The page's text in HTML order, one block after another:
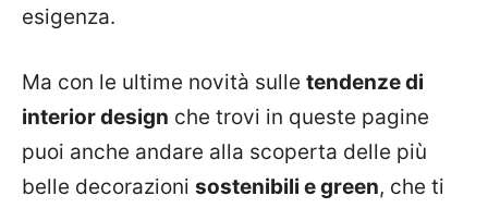
esigenza.
Ma con le ultime novità sulle tendenze di
interior design che trovi in queste pagine
puoi anche andare alla scoperta delle più
belle decorazioni sostenibili e green, che ti